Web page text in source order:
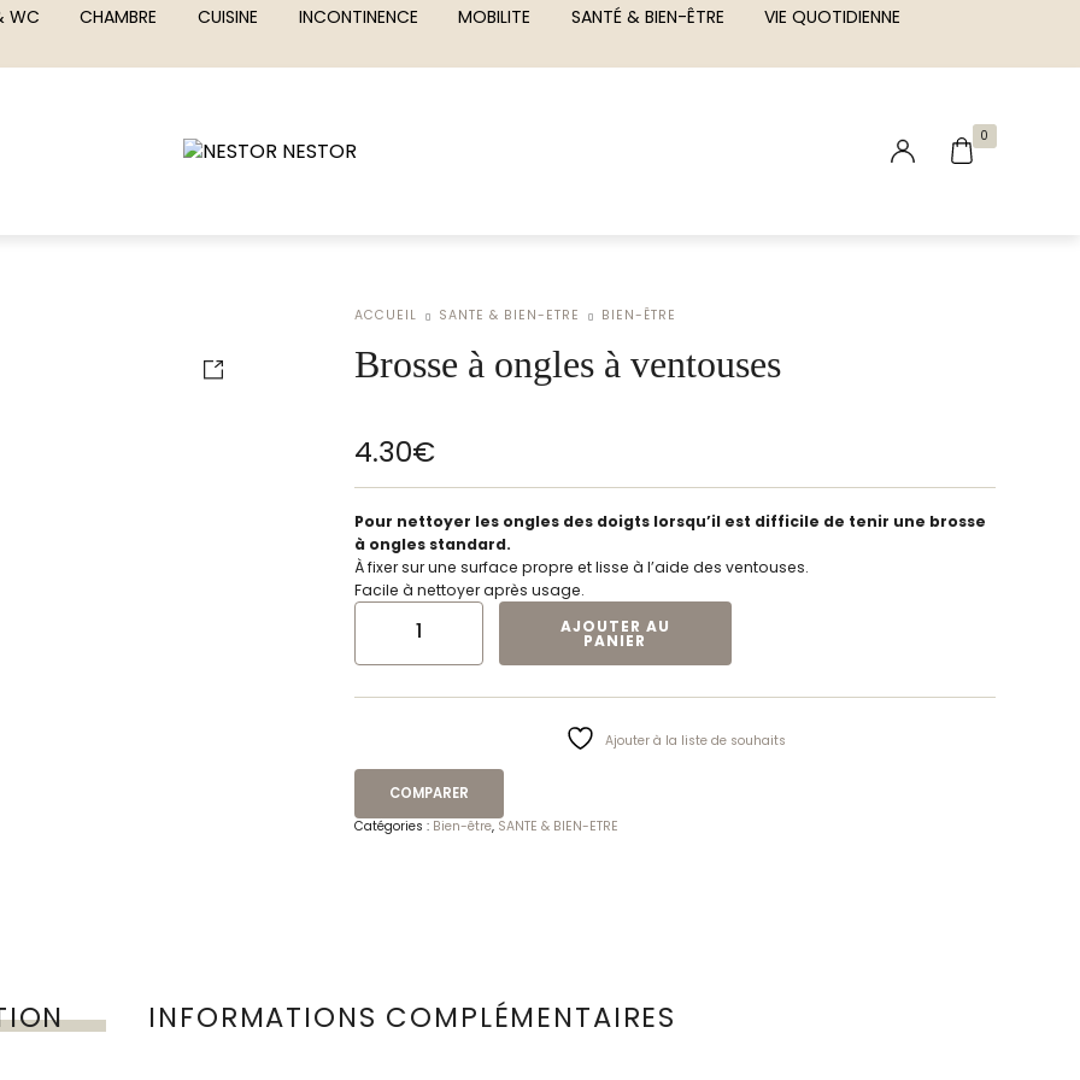
WC CHAMBRE CUISINE INCONTINENCE MOBILITE SANTÉ & BIEN-ÊTRE
VIE QUOTIDIENNE
0
ACCUEIL SANTE & BIEN-ETRE BIEN-ÊTRE
Brosse à ongles à ventouses
4.30€
Pour nettoyer les ongles des doigts lorsqu’il est difficile de tenir une brosse
à ongles standard.
À fixer sur une surface propre et lisse à l’aide des ventouses.
Facile à nettoyer après usage.
QUANTITÉ DE BROSSE À ONGLES À VENTOUSES
AJOUTER AU
PANIER
Ajouter à la liste de souhaits
COMPARER
Catégories : Bien-être, SANTE & BIEN-ETRE
INFORMATIONS COMPLÉMENTAIRES